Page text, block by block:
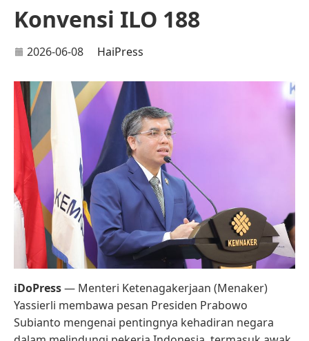
Konvensi ILO 188
2026-06-08 HaiPress
iDoPress— Menteri Ketenagakerjaan (Menaker)
Yassierli membawa pesan Presiden Prabowo
Subianto mengenai pentingnya kehadiran negara